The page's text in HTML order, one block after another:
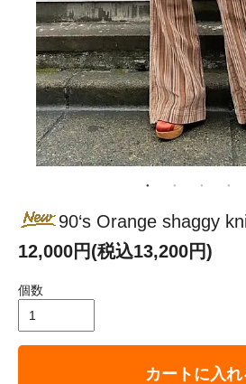
90‘s Orange shaggy
12,000円(税込13,200円)
個数
カートに入れ